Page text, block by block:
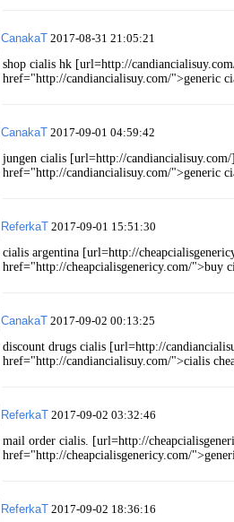
CanakaT 2017-08-31 21:05:21
shop cialis hk [url=http://
href="http://candiancialisuy.com/">generic
CanakaT 2017-09-01 04:59:42
jungen cialis [url=http://
href="http://candiancialisuy.com/">generic
ReferkaT 2017-09-01 15:51:30
cialis argentina [url=http://
href="http://cheapcialisgenericy.com/">buy
CanakaT 2017-09-02 00:13:25
discount drugs cialis [url=http://
href="http://candiancialisuy.com/">cialis
ReferkaT 2017-09-02 03:32:46
mail order cialis. [url=http://
href="http://cheapcialisgenericy.com/
ReferkaT 2017-09-02 18:36:16